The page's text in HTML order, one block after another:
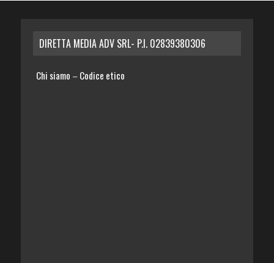
DIRETTA MEDIA ADV SRL- P.I. 02839380306
Chi siamo – Codice etico